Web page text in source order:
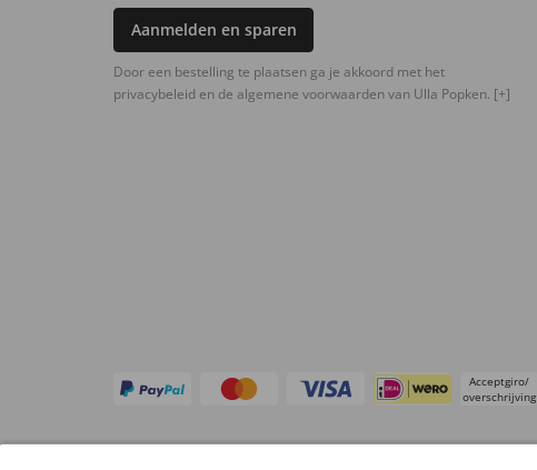
Aanmelden en sparen
Door een bestelling te plaatsen ga je akkoord met het
privacybeleid en de algemene voorwaarden van Ulla Popken. [+]
Acceptgiro/
overschrijving